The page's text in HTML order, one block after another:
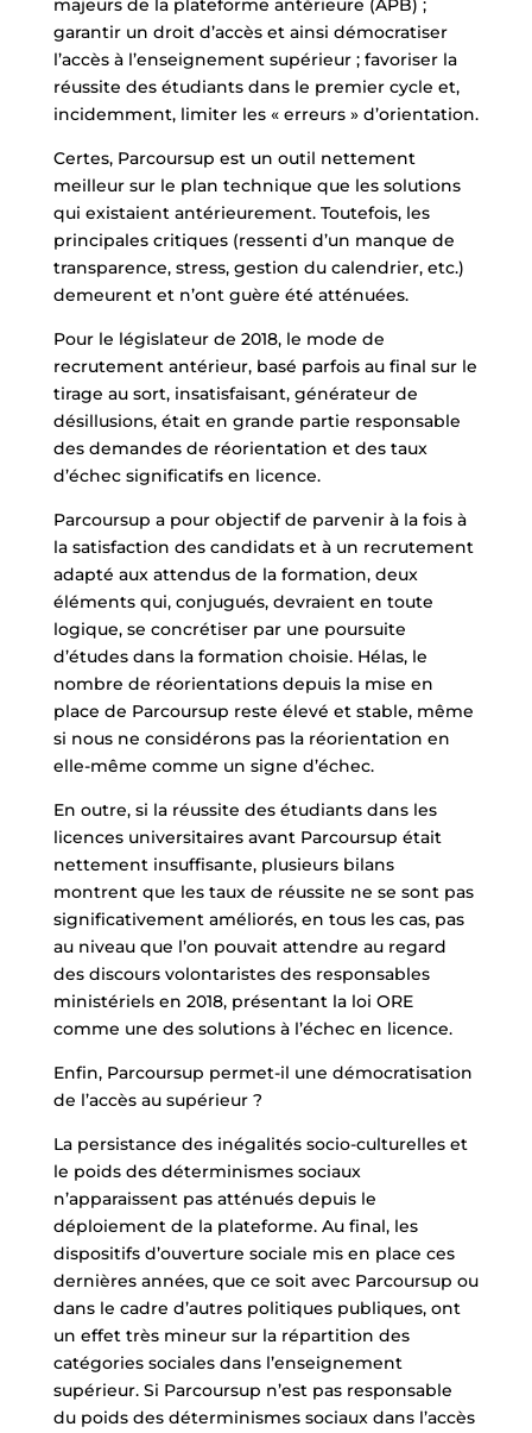
garantir un droit d’accès et ainsi démocratiser
l’accès à l’enseignement supérieur ; favoriser la
réussite des étudiants dans le premier cycle et,
incidemment, limiter les « erreurs » d’orientation.
Certes, Parcoursup est un outil nettement
meilleur sur le plan technique que les solutions
qui existaient antérieurement. Toutefois, les
principales critiques (ressenti d’un manque de
transparence, stress, gestion du calendrier, etc.)
demeurent et n’ont guère été atténuées.
Pour le législateur de 2018, le mode de
recrutement antérieur, basé parfois au final sur le
tirage au sort, insatisfaisant, générateur de
désillusions, était en grande partie responsable
des demandes de réorientation et des taux
d’échec significatifs en licence.
Parcoursup a pour objectif de parvenir à la fois à
la satisfaction des candidats et à un recrutement
adapté aux attendus de la formation, deux
éléments qui, conjugués, devraient en toute
logique, se concrétiser par une poursuite
d’études dans la formation choisie. Hélas, le
nombre de réorientations depuis la mise en
place de Parcoursup reste élevé et stable, même
si nous ne considérons pas la réorientation en
elle-même comme un signe d’échec.
En outre, si la réussite des étudiants dans les
licences universitaires avant Parcoursup était
nettement insuffisante, plusieurs bilans
montrent que les taux de réussite ne se sont pas
significativement améliorés, en tous les cas, pas
au niveau que l’on pouvait attendre au regard
des discours volontaristes des responsables
ministériels en 2018, présentant la loi ORE
comme une des solutions à l’échec en licence.
Enfin, Parcoursup permet-il une démocratisation
de l’accès au supérieur ?
La persistance des inégalités socio-culturelleset
le poids des déterminismes sociaux
n’apparaissent pas atténués depuis le
déploiement de la plateforme. Au final, les
dispositifs d’ouverture sociale mis en place ces
dernières années, que ce soit avec Parcoursup ou
dans le cadre d’autres politiques publiques, ont
un effet très mineur sur la répartition des
catégories sociales dans l’enseignement
supérieur. Si Parcoursup n’est pas responsable
du poids des déterminismes sociaux dans l’accès